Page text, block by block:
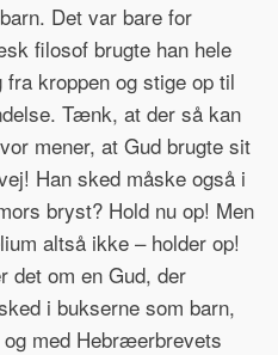
Det var bare for
filosof brugte han hele
kroppen og stige op til
Tænk, at der så kan
mener, at Gud brugte sit
Han sked måske også i
bryst? Hold nu op! Men
altså ikke – holder op!
det om en Gud, der
i bukserne som barn,
med Hebræerbrevets